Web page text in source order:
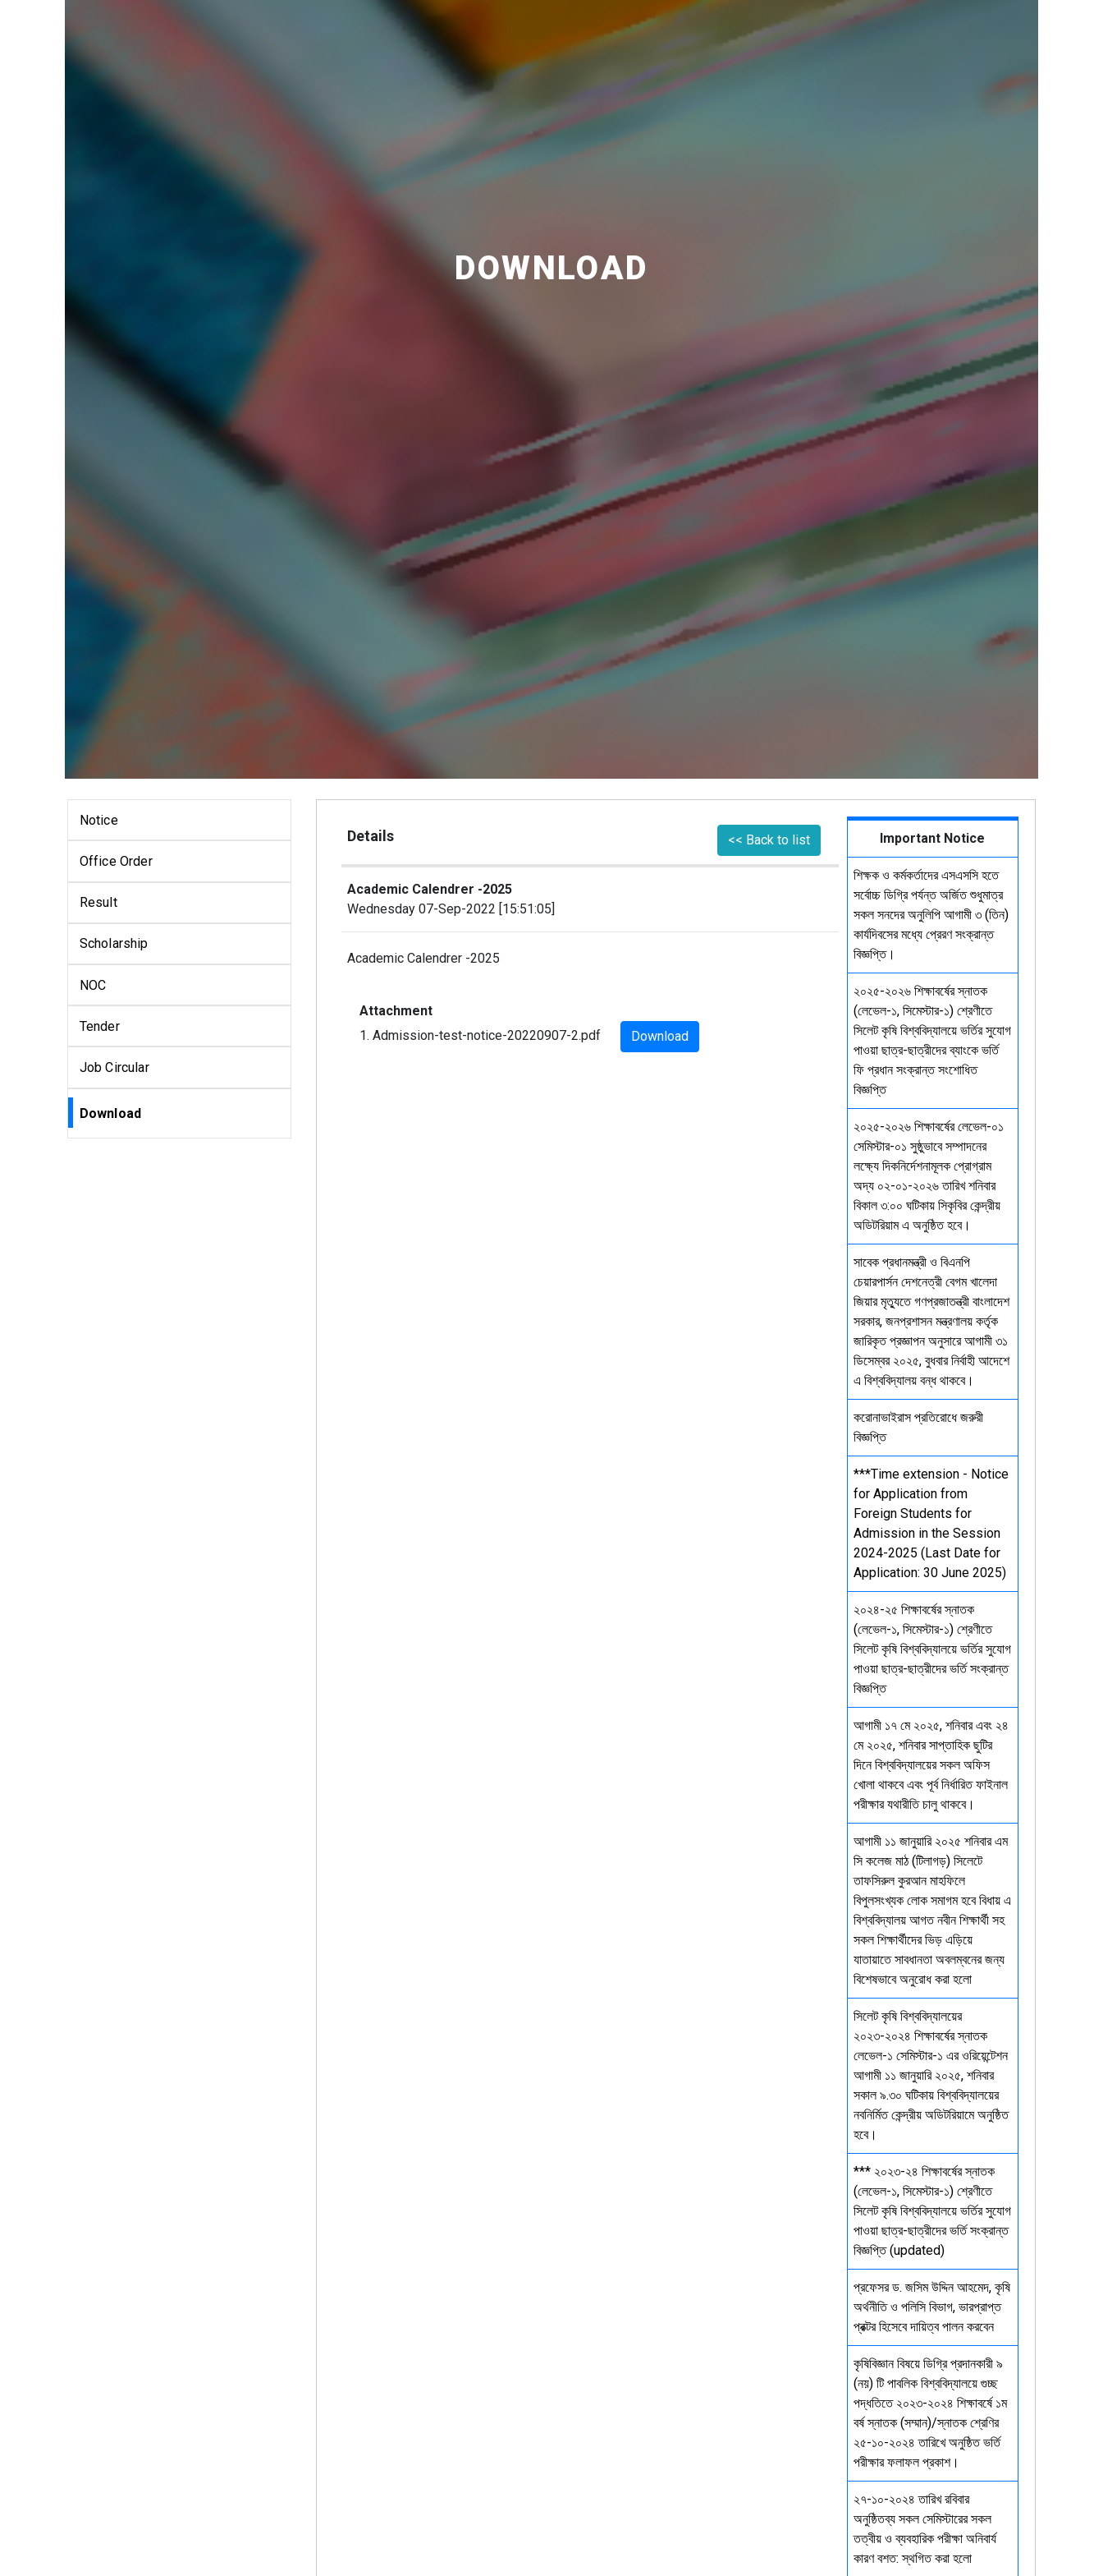
DOWNLOAD
Notice
Office Order
Result
Scholarship
NOC
Tender
Job Circular
Download
Details << Back to list
Academic Calendrer -2025
Wednesday 07-Sep-2022 [15:51:05]
Academic Calendrer -2025
Attachment
1. Admission-test-notice-20220907-2.pdf
Download
Important Notice
শিক্ষক ও কর্মকর্তাদের এসএসসি হতে
সর্বোচ্চ ডিগ্রি পর্যন্ত অর্জিত শুধুমাত্র
সকল সনদের অনুলিপি আগামী ৩ (তিন)
কার্যদিবসের মধ্যে প্রেরণ সংক্রান্ত
বিজ্ঞপ্তি।
২০২৫-২০২৬ শিক্ষাবর্ষের স্নাতক
(লেভেল-১, সিমেস্টার-১) শ্রেণীতে
সিলেট কৃষি বিশ্ববিদ্যালয়ে ভর্তির সুযোগ
পাওয়া ছাত্র-ছাত্রীদের ব্যাংকে ভর্তি
ফি প্রধান সংক্রান্ত সংশোধিত
বিজ্ঞপ্তি
২০২৫-২০২৬ শিক্ষাবর্ষের লেভেল-০১
সেমিস্টার-০১ সুষ্ঠুভাবে সম্পাদনের
লক্ষ্যে দিকনির্দেশনামূলক প্রোগ্রাম
অদ্য ০২-০১-২০২৬ তারিখ শনিবার
বিকাল ৩:০০ ঘটিকায় সিকৃবির কেন্দ্রীয়
অডিটরিয়াম এ অনুষ্ঠিত হবে।
সাবেক প্রধানমন্ত্রী ও বিএনপি
চেয়ারপার্সন দেশনেত্রী বেগম খালেদা
জিয়ার মৃত্যুতে গণপ্রজাতন্ত্রী বাংলাদেশ
সরকার, জনপ্রশাসন মন্ত্রণালয় কর্তৃক
জারিকৃত প্রজ্ঞাপন অনুসারে আগামী ৩১
ডিসেম্বর ২০২৫, বুধবার নির্বাহী আদেশে
এ বিশ্ববিদ্যালয় বন্ধ থাকবে।
করোনাভাইরাস প্রতিরোধে জরুরী
বিজ্ঞপ্তি
***Time extension - Notice
for Application from
Foreign Students for
Admission in the Session
2024-2025 (Last Date for
Application: 30 June 2025)
২০২৪-২৫ শিক্ষাবর্ষের স্নাতক
(লেভেল-১, সিমেস্টার-১) শ্রেণীতে
সিলেট কৃষি বিশ্ববিদ্যালয়ে ভর্তির সুযোগ
পাওয়া ছাত্র-ছাত্রীদের ভর্তি সংক্রান্ত
বিজ্ঞপ্তি
আগামী ১৭ মে ২০২৫, শনিবার এবং ২৪
মে ২০২৫, শনিবার সাপ্তাহিক ছুটির
দিনে বিশ্ববিদ্যালয়ের সকল অফিস
খোলা থাকবে এবং পূর্ব নির্ধারিত ফাইনাল
পরীক্ষার যথারীতি চালু থাকবে।
আগামী ১১ জানুয়ারি ২০২৫ শনিবার এম
সি কলেজ মাঠ (টিলাগড়) সিলেটে
তাফসিরুল কুরআন মাহফিলে
বিপুলসংখ্যক লোক সমাগম হবে বিধায় এ
বিশ্ববিদ্যালয় আগত নবীন শিক্ষার্থী সহ
সকল শিক্ষার্থীদের ভিড় এড়িয়ে
যাতায়াতে সাবধানতা অবলম্বনের জন্য
বিশেষভাবে অনুরোধ করা হলো
সিলেট কৃষি বিশ্ববিদ্যালয়ের
২০২৩-২০২৪ শিক্ষাবর্ষের স্নাতক
লেভেল-১ সেমিস্টার-১ এর ওরিয়েন্টেশন
আগামী ১১ জানুয়ারি ২০২৫, শনিবার
সকাল ৯.৩০ ঘটিকায় বিশ্ববিদ্যালয়ের
নবনির্মিত কেন্দ্রীয় অডিটরিয়ামে অনুষ্ঠিত
হবে।
*** ২০২৩-২৪ শিক্ষাবর্ষের স্নাতক
(লেভেল-১, সিমেস্টার-১) শ্রেণীতে
সিলেট কৃষি বিশ্ববিদ্যালয়ে ভর্তির সুযোগ
পাওয়া ছাত্র-ছাত্রীদের ভর্তি সংক্রান্ত
বিজ্ঞপ্তি (updated)
প্রফেসর ড. জসিম উদ্দিন আহমেদ, কৃষি
অর্থনীতি ও পলিসি বিভাগ, ভারপ্রাপ্ত
প্রক্টর হিসেবে দায়িত্ব পালন করবেন
কৃষিবিজ্ঞান বিষয়ে ডিগ্রি প্রদানকারী ৯
(নয়) টি পাবলিক বিশ্ববিদ্যালয়ে গুচ্ছ
পদ্ধতিতে ২০২৩-২০২৪ শিক্ষাবর্ষে ১ম
বর্ষ স্নাতক (সম্মান)/স্নাতক শ্রেণির
২৫-১০-২০২৪ তারিখে অনুষ্ঠিত ভর্তি
পরীক্ষার ফলাফল প্রকাশ।
২৭-১০-২০২৪ তারিখ রবিবার
অনুষ্ঠিতব্য সকল সেমিস্টারের সকল
তত্বীয় ও ব্যবহারিক পরীক্ষা অনিবার্য
কারণ বশত: স্থগিত করা হলো